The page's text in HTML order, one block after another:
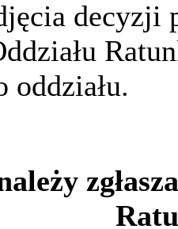
decyzji
oddziału.